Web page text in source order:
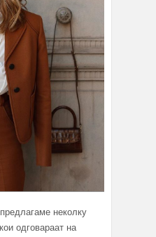
неколку
одговараат на